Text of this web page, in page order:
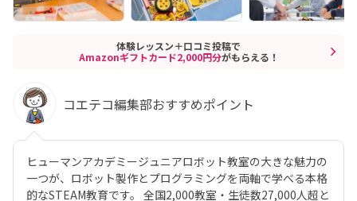
体験レッスン＋口コミ投稿で
Amazonギフトカード2,000円分がもらえる！
コエテコ編集部おすすめポイント
ヒューマンアカデミージュニアロボット教室の大きな魅力の
一つが、ロボット製作とプログラミングを両軸で学べる本格
的なSTEAM教育です。 全国2,000教室・生徒数27,000人超と